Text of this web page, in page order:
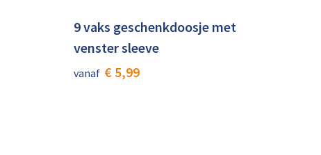
9 vaks geschenkdoosje met
venster sleeve
vanaf € 5,99